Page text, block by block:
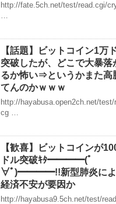
http://fate.5ch.net/test/read.cgi/
…
【話題】ビットコイン1万
突破したが、どこで大暴落
るか怖い⇒というかまた高
てんのかｗｗｗ
http://hayabusa.open2ch.net/test/
cg …
【歓喜】ビットコインが
ドル突破ｷﾀ━━━━(ﾟ
∀ﾟ)━━━━!!新型肺炎によ
経済不安が要因か
http://hayabusa9.5ch.net/test/